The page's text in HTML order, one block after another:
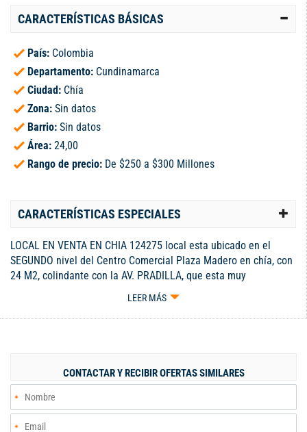
CARACTERÍSTICAS BÁSICAS
País: Colombia
Departamento: Cundinamarca
Ciudad: Chía
Zona: Sin datos
Barrio: Sin datos
Área: 24,00
Rango de precio: De $250 a $300 Millones
CARACTERÍSTICAS ESPECIALES
LOCAL EN VENTA EN CHIA 124275 local esta ubicado en el
SEGUNDO nivel del Centro Comercial Plaza Madero en chía, con
24 M2, colindante con la AV. PRADILLA, que esta muy
transcurrida y tiene alto flujo peatonal, es muy central a una
cuadra del parque Ospina, excelente iluminación natural. Todo
este nivel es coworking. ... Llama ya y pide una cita al
LEER MÁS
CONTACTAR Y RECIBIR OFERTAS SIMILARES